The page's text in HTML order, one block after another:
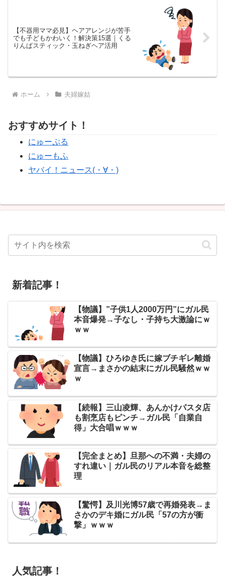
【不器用ママ必見】ヘアアレンジが苦手
でも子どもかわいく！解決策15選｜くる
りんぱスティック・玉ねぎヘア活用
ホーム 夫婦嫁姑
おすすめサイト！
にゅーぷる
にゅーもふ
ヤバイ！ニュース(・∀・)
新着記事！
【物議】”子供1人2000万円”にガル民
本音爆発→子なし・子持ち大激論にｗ
ｗｗ
【物議】ひろゆき氏に嫁ブチギレ離婚
宣言→まさかの結末にガル民騒然ｗｗ
ｗ
【続報】三山凌輝、あんかけパスタ店
も割烹店もピンチ→ガル民「自業自
得」大合唱ｗｗｗ
【完全まとめ】旦那への不満・夫婦の
すれ違い｜ガル民のリアル本音を総整
理
【驚愕】及川光博57歳で再婚発表→ま
さかのデキ婚にガル民「57の方が衝
撃」ｗｗｗ
人気記事！